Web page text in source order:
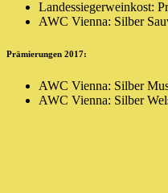
Landessiegerweinkost:
AWC Vienna: Silber
Prämierungen 2017:
AWC Vienna: Silber
AWC Vienna: Silber